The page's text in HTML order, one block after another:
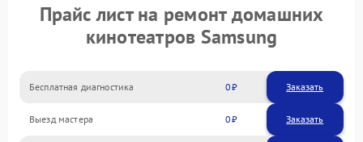
Прайс лист на ремонт домашних
кинотеатров Samsung
Бесплатная диагностика 0 Заказать
Выезд мастера 0 Заказать